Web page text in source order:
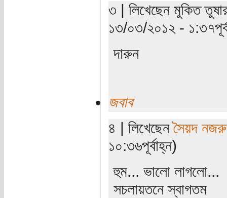
৩ | লিখেছেন মুকিত
১৩/০৩/২০১২ -
দারুন
জবাব
৪ | লিখেছেনসৈয়দ
১০:৩৬পূর্বাহ্ন)
হুম... ভালো লাগলো...
সচলায়তনে স্বাগতম